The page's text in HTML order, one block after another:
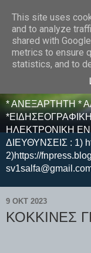
E F E N
* ΑΝΕΞΑΡΤΗΤΗ *
ΗΛΕΚΤΡΟΝΙΚΗ
ΔΙΕΥΘΥΝΣΕΙΣ : 1)
2)https://
9 ΟΚΤ 2023
ΚΟΚΚΙΝΕΣ
This site uses
and to analyze
shared with
metrics to ensure
statistics, and to